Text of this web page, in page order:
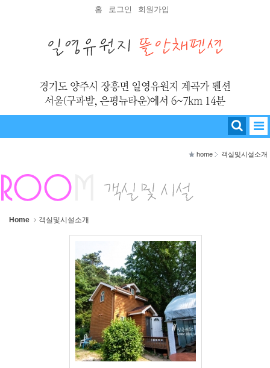
홈 로그인 회원가입
home 객실및시설소개
Home 객실및시설소개